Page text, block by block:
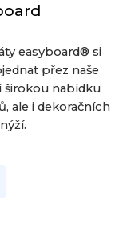
easyboard® si
přez naše
širokou nabídku
ale i dekoračních